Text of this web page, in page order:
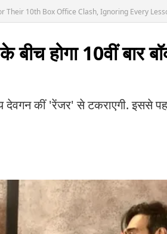
Their 10th Box Office Clash, Ignoring Every
होगा 10वीं बार
देवगन कीं 'रेंजर' से टकराएगी. इससे